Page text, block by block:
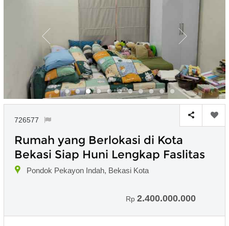
726577
Rumah yang Berlokasi di Kota
Bekasi Siap Huni Lengkap Faslitas
Pondok Pekayon Indah, Bekasi Kota
Rp 2.400.000.000
pada kotak-